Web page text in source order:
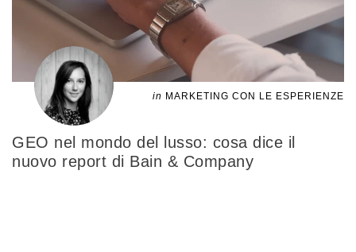
in MARKETING CON LE ESPERIENZE
GEO nel mondo del lusso: cosa dice il
nuovo report di Bain & Company